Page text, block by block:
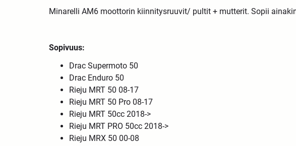
Minarelli AM6 moottorin kiinnitysruuvit/ pultit + mutterit. Sopii
Sopivuus:
Drac Supermoto 50
Drac Enduro 50
Rieju MRT 50 08-17
Rieju MRT 50 Pro 08-17
Rieju MRT 50cc 2018->
Rieju MRT PRO 50cc 2018->
Rieju MRX 50 00-08